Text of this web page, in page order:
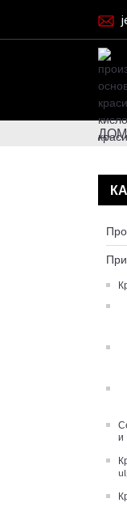
ДОМ
и